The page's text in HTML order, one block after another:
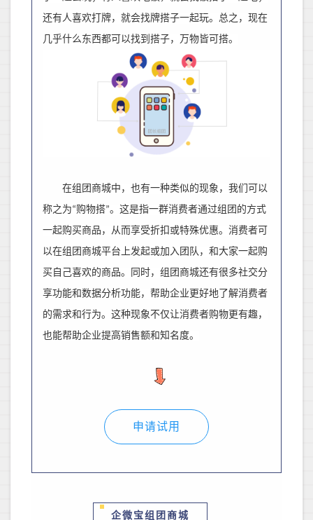
还有人喜欢打牌，就会找牌搭子一起玩。总之，现在
几乎什么东西都可以找到搭子， 万物皆可搭。
在组团商城中，也有一种类似的现象，我们可以
称之为“购物搭”。这是指一群消费者通过组团的方式
一起购买商品，从而享受折扣或特殊优惠。消费者可
以在组团商城平台上发起或加入团队，和大家一起购
买自己喜欢的商品。同时，组团商城还有很多社交分
享功能和数据分析功能，帮助企业更好地了解消费者
的需求和行为。这种现象不仅让消费者购物更有趣，
也能帮助企业提高销售额和知名度。
申请试用
企微宝组团商城